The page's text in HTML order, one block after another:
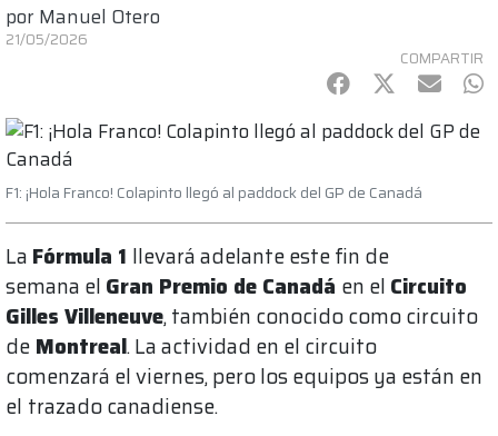
por Manuel Otero
21/05/2026
COMPARTIR
Facebook
Twitter
mail
F1: ¡Hola Franco! Colapinto llegó al paddock del GP de Canadá
La Fórmula 1 llevará adelante este fin de
semana el Gran Premio de Canadá en el Circuito
Gilles Villeneuve, también conocido como circuito
de Montreal. La actividad en el circuito
comenzará el viernes, pero los equipos ya están en
el trazado canadiense.